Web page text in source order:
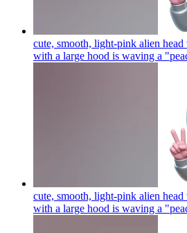
cute, smooth, light-pink alien
with a large hood is waving a
cute, smooth, light-pink alien
with a large hood is waving a